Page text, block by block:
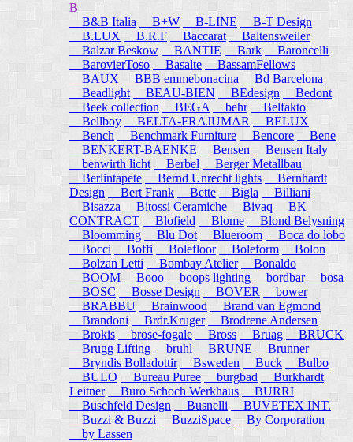
B
B&B Italia
B+W B-LINE
B-T Design
B.LUX
B.R.F Baccarat
Baltensweiler
Balzar Beskow
BANTIE Bark
Baroncelli
BarovierToso
Basalte
BassamFellows
BAUX
BBB emmebonacina
Bd Barcelona
Beadlight
BEAU-BIEN BEdesign
Bedont
Beek collection
BEGA behr
Belfakto
Bellboy
BELTA-FRAJUMAR
BELUX
Bench
Benchmark Furniture Bencore
Bene
BENKERT-BAENKE
Bensen
Bensen Italy
benwirth licht
Berbel
Berger Metallbau
Berlintapete
Bernd Unrecht lights
Bernhardt
Design
Bert Frank Bette Bigla
Billiani
Bisazza
Bitossi Ceramiche Bivaq
BK
CONTRACT
Blofield Blome Blond Belysning
Bloomming
Blu Dot Blueroom
Boca do lobo
Bocci
Boffi Bolefloor Boleform
Bolon
Bolzan Letti
Bombay Atelier
Bonaldo
BOOM
Booo boops lighting bordbar
bosa
BOSC
Bosse Design BOVER
bower
BRABBU
Brainwood
Brand van Egmond
Brandoni
Brdr.Kruger
Brodrene Andersen
Brokis
brose-fogale Bross Bruag
BRUCK
Brugg Lifting
bruhl BRUNE
Brunner
Bryndis Bolladottir
Bsweden Buck
Bulbo
BULO
Bureau Puree burgbad
Burkhardt
Leitner
Buro Schoch Werkhaus
BURRI
Buschfeld Design
Busnelli
BUVETEX INT.
Buzzi & Buzzi
BuzziSpace By Corporation
by Lassen